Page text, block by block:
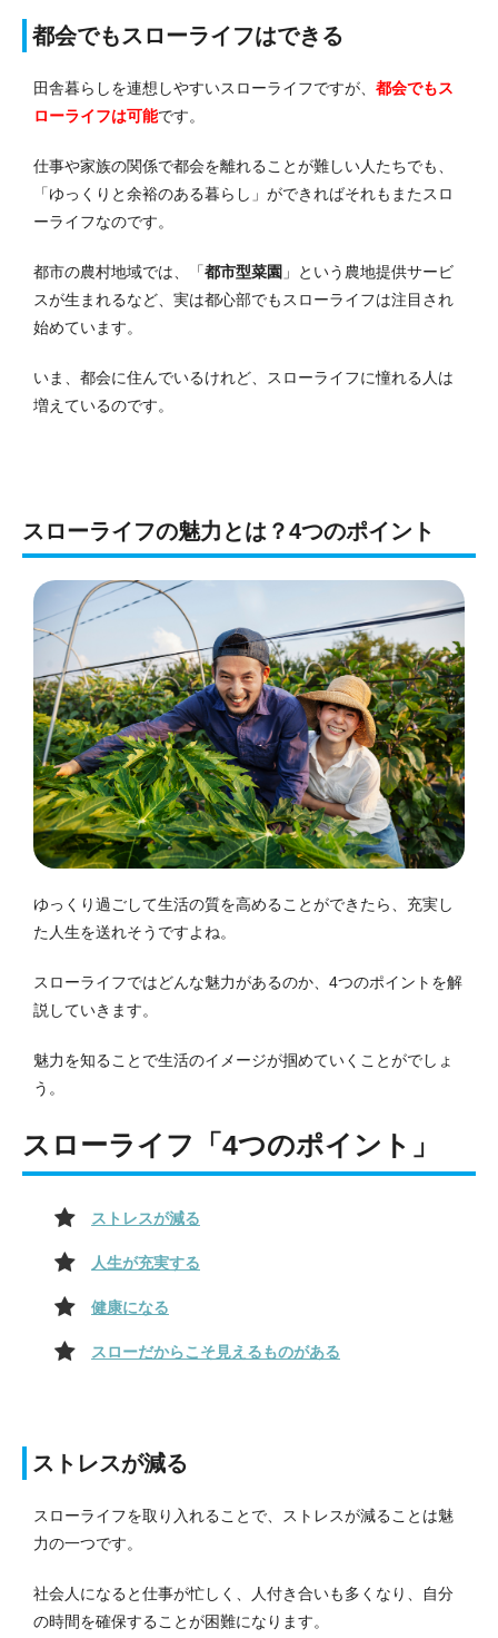
都会でもスローライフはできる
田舎暮らしを連想しやすいスローライフですが、 都会でもス
ローライフは可能です。
仕事や家族の関係で都会を離れることが難しい人たちでも、
「ゆっくりと余裕のある暮らし」ができればそれもまたスロ
ーライフなのです。
都市の農村地域では、「都市型菜園 」という農地提供サービ
スが生まれるなど、実は都心部でもスローライフは注目され
始めています。
いま、都会に住んでいるけれど、スローライフに憧れる人は
増えているのです。
スローライフの魅力とは？4つのポイント
ゆっくり過ごして生活の質を高めることができたら、充実し
た人生を送れそうですよね。
スローライフではどんな魅力があるのか、4つのポイントを解
説していきます。
魅力を知ることで生活のイメージが掴めていくことがでしょ
う。
スローライフ「4つのポイント」
ストレスが減る
人生が充実する
健康になる
スローだからこそ見えるものがある
ストレスが減る
スローライフを取り入れることで、ストレスが減ることは魅
力の一つです。
社会人になると仕事が忙しく、人付き合いも多くなり、自分
の時間を確保することが困難になります。